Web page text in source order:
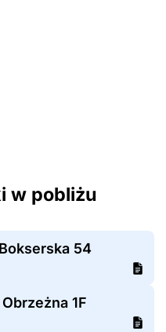
w pobliżu
54
1F